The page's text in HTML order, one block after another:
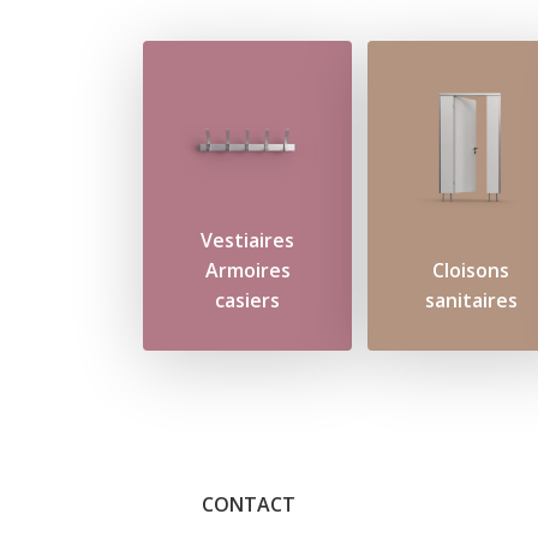
Vestiaires
Armoires
casiers
Cloisons
sanitaires
CONTACT